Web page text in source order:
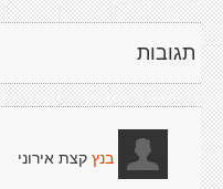
תגובות
בנץ קצת אירוני